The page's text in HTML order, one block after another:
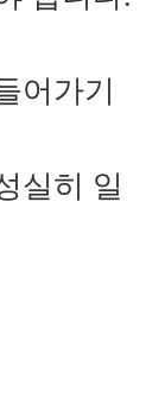
어가기
실히 일